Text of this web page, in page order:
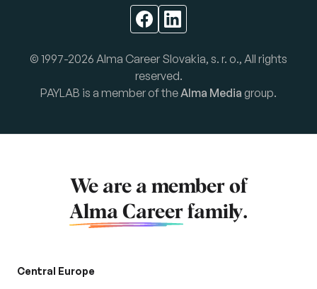
© 1997-2026 Alma Career Slovakia, s. r. o., All rights
reserved.
PAYLAB is a member of the Alma Media group.
We are a member of
Alma Career family.
Central Europe